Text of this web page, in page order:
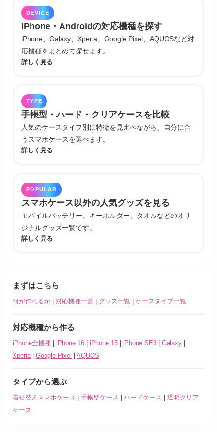
DEVICE
iPhone・Androidの対応機種を探す
iPhone、Galaxy、Xperia、Google Pixel、AQUOSなど対
応機種をまとめて探せます。
詳しく見る
TYPE
手帳型・ハード・クリアケースを比較
人気のケースタイプ別に特徴を見比べながら、自分に合
うスマホケースを選べます。
詳しく見る
POPULAR
スマホケース以外の人気グッズを見る
モバイルバッテリー、キーホルダー、タオルなどのオリ
ジナルグッズ一覧です。
詳しく見る
まずはこちら
何が作れるか | 対応機種一覧 | グッズ一覧 | ケースタイプ一覧
対応機種から作る
iPhone全機種 | iPhone 16 | iPhone 15 | iPhone SE3 | Galaxy |
Xperia | Google Pixel | AQUOS
タイプから選ぶ
着せ替えスマホケース | 手帳型ケース | ハードケース | 透明クリア
ケース